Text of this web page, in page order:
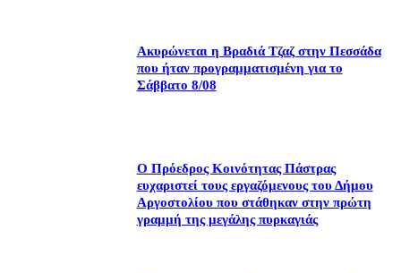
Ακυρώνεται η Βραδιά Τζαζ στην Πεσσάδα
που ήταν προγραμματισμένη για το
Σάββατο 8/08
Ο Πρόεδρος Κοινότητας Πάστρας
ευχαριστεί τους εργαζόμενους του Δήμου
Αργοστολίου που στάθηκαν στην πρώτη
γραμμή της μεγάλης πυρκαγιάς